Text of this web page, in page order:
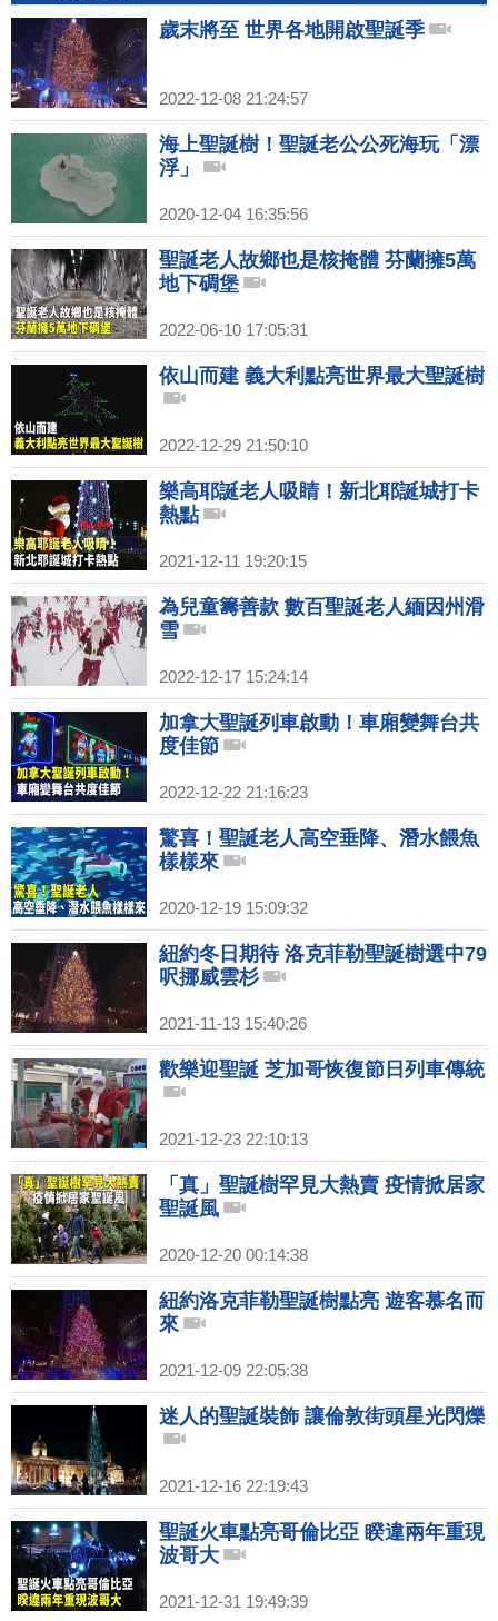
歲末將至 世界各地開啟聖誕季
2022-12-08 21:24:57
海上聖誕樹！聖誕老公公死海玩「漂
浮」
2020-12-04 16:35:56
聖誕老人故鄉也是核掩體 芬蘭擁5萬
地下碉堡
2022-06-10 17:05:31
依山而建 義大利點亮世界最大聖誕樹
2022-12-29 21:50:10
樂高耶誕老人吸睛！新北耶誕城打卡
熱點
2021-12-11 19:20:15
為兒童籌善款 數百聖誕老人緬因州滑
雪
2022-12-17 15:24:14
加拿大聖誕列車啟動！車廂變舞台共
度佳節
2022-12-22 21:16:23
驚喜！聖誕老人高空垂降、潛水餵魚
樣樣來
2020-12-19 15:09:32
紐約冬日期待 洛克菲勒聖誕樹選中79
呎挪威雲杉
2021-11-13 15:40:26
歡樂迎聖誕 芝加哥恢復節日列車傳統
2021-12-23 22:10:13
「真」聖誕樹罕見大熱賣 疫情掀居家
聖誕風
2020-12-20 00:14:38
紐約洛克菲勒聖誕樹點亮 遊客慕名而
來
2021-12-09 22:05:38
迷人的聖誕裝飾 讓倫敦街頭星光閃爍
2021-12-16 22:19:43
聖誕火車點亮哥倫比亞 睽違兩年重現
波哥大
2021-12-31 19:49:39